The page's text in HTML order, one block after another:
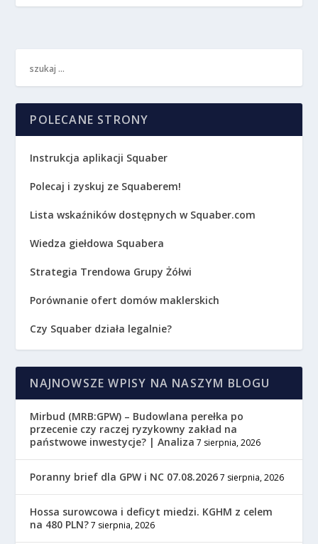
POLECANE STRONY
Instrukcja aplikacji Squaber
Polecaj i zyskuj ze Squaberem!
Lista wskaźników dostępnych w Squaber.com
Wiedza giełdowa Squabera
Strategia Trendowa Grupy Żółwi
Porównanie ofert domów maklerskich
Czy Squaber działa legalnie?
NAJNOWSZE WPISY NA NASZYM BLOGU
Mirbud (MRB:GPW) – Budowlana perełka po
przecenie czy raczej ryzykowny zakład na
państwowe inwestycje? | Analiza 7 sierpnia, 2026
Poranny brief dla GPW i NC 07.08.2026 7 sierpnia, 2026
Hossa surowcowa i deficyt miedzi. KGHM z celem
na 480 PLN? 7 sierpnia, 2026